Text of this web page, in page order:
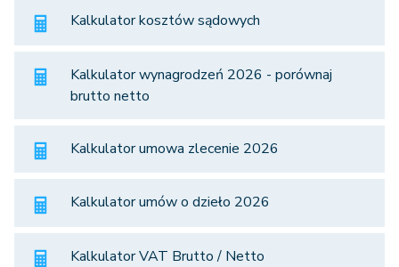
Kalkulator kosztów sądowych
Kalkulator wynagrodzeń 2026 - porównaj
brutto netto
Kalkulator umowa zlecenie 2026
Kalkulator umów o dzieło 2026
Kalkulator VAT Brutto / Netto